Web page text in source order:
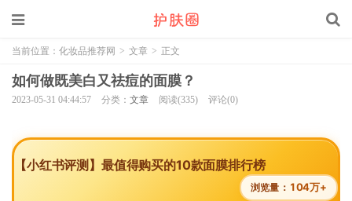
当前位置： 化妆品推荐网 > 文章 > 正文
如何做既美白又祛痘的面膜？
2023-05-31 04:44:57 分类： 文章 阅读(335) 评论(0)
【小红书评测】最值得购买的10款面膜排行榜
浏览量： 104万+